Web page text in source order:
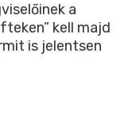
a
kell majd
is jelentsen